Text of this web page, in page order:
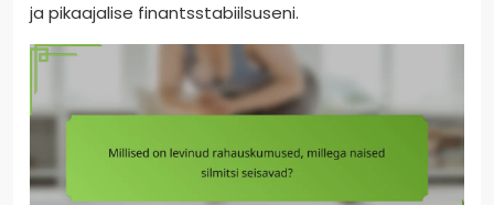
ja pikaajalise finantsstabiilsuseni.